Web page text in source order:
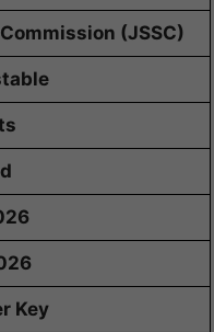
(JSSC)
Key